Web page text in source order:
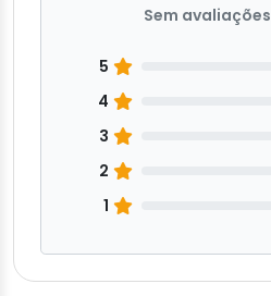
Sem avaliações
5
4
3
2
1